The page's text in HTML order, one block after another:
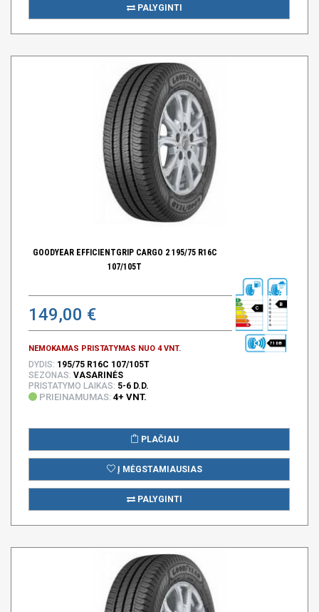
PALYGINTI
GOODYEAR EFFICIENTGRIP CARGO 2 195/75 R16C
107/105T
149,00 €
NEMOKAMAS PRISTATYMAS NUO 4 VNT.
C
B
71 DB
DYDIS: 195/75 R16C 107/105T
SEZONAS: VASARINĖS
PRISTATYMO LAIKAS: 5-6 D.D.
PRIEINAMUMAS: 4+ VNT.
PLAČIAU
Į MĖGSTAMIAUSIAS
PALYGINTI